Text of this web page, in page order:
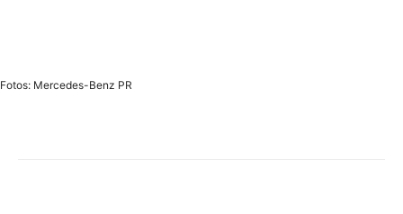
Fotos: Mercedes-Benz PR